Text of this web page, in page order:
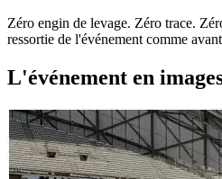
Zéro engin de levage. Zéro trace.
ressortie de l'événement comme
L'événement en